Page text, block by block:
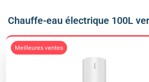
Chauffe-eau électrique 100L
meilleures ventes